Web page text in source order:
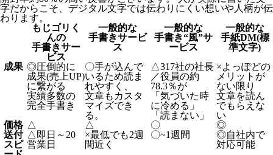
字だからこそ、デジタル文字では伝わりにくい想いや人柄が伝
わります。
もじゴリく
んの
手書きサー
ビス
一般的な
手書きサービ
ス
一般的な
手書き“風”サ
ービス
一般的な
手紙DM(標
準文字)
成果 ◎圧倒的に
成果(売上UP)
に繋がる
実績多数の
完全手書き
〇手が込んで
いるため読ま
れやすく、
文章もカスタ
マイズでき
る。
△317社の社長
／役員の約
78.3％が
「気づいた時
に冷める」
「読まない」
×よっぽどの
メリットが
ない限り
文章を読ん
でもらえな
い
価格 △ △ 〇
◎
送付
スピ
△ 即日～20
営業日
×最低でも2週
間近く
〇~1週間 ◎自社内で
対応可能